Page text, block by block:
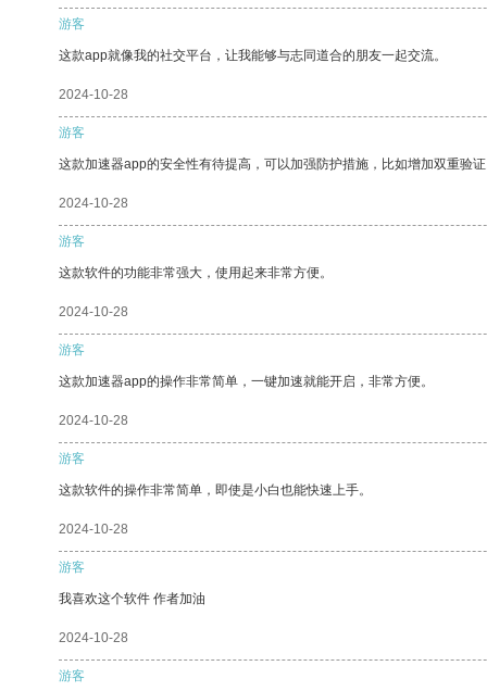
游客
这款app就像我的社交平台，让我能够与志同道合的朋友一起交流。
2024-10-28
游客
这款加速器app的安全性有待提高，可以加强防护措施，比如增加双重验证
2024-10-28
游客
这款软件的功能非常强大，使用起来非常方便。
2024-10-28
游客
这款加速器app的操作非常简单，一键加速就能开启，非常方便。
2024-10-28
游客
这款软件的操作非常简单，即使是小白也能快速上手。
2024-10-28
游客
我喜欢这个软件 作者加油
2024-10-28
游客